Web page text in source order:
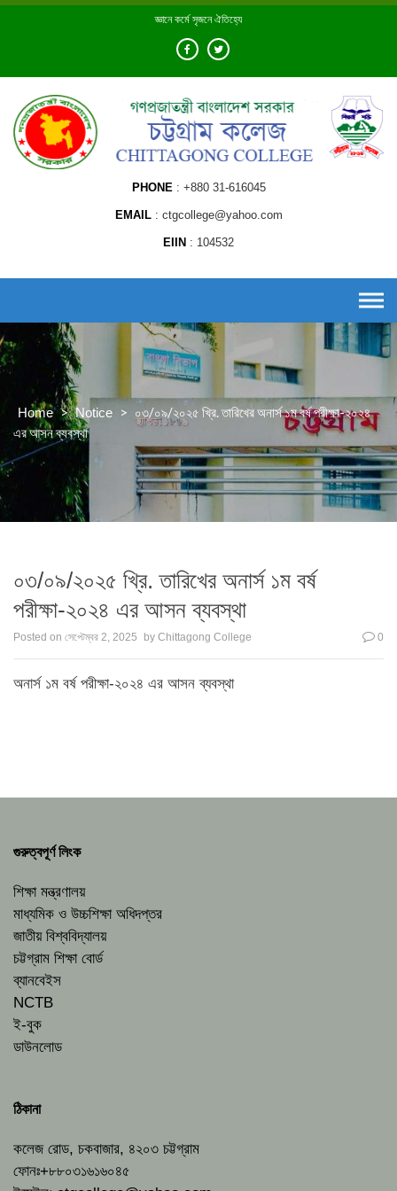
Skip
জ্ঞানে কর্মে সৃজনে ঐতিহ্যে
PHONE +880 31-616045
EMAIL ctgcollege@yahoo.com
EIIN 104532
Home > Notice > ০৩/০৯/২০২৫ খ্রি. তারিখের অনার্স ১ম বর্ষ পরীক্ষা-২০২৪
এর আসন ব্যবস্থা
০৩/০৯/২০২৫ খ্রি. তারিখের অনার্স ১ম বর্ষ
পরীক্ষা-২০২৪ এর আসন ব্যবস্থা
Posted on সেপ্টেম্বর 2, 2025 by Chittagong College 0
অনার্স ১ম বর্ষ পরীক্ষা-২০২৪ এর আসন ব্যবস্থা
গুরুত্বপূর্ণ লিংক
শিক্ষা মন্ত্রণালয়
মাধ্যমিক ও উচ্চশিক্ষা অধিদপ্তর
জাতীয় বিশ্ববিদ্যালয়
চট্টগ্রাম শিক্ষা বোর্ড
ব্যানবেইস
NCTB
ই-বুক
ডাউনলোড
ঠিকানা
কলেজ রোড, চকবাজার, ৪২০৩ চট্টগ্রাম
ফোনঃ+৮৮০৩১৬১৬০৪৫